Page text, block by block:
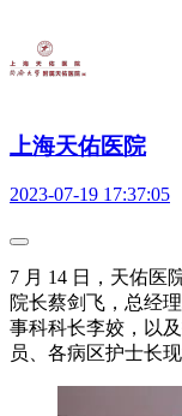
上海天佑医院
2023-07-19 17:37:05
7 月 14 日，天佑医
院长蔡剑飞，总经
事科科长李姣，以
员、各病区护士长现